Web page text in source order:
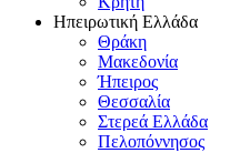
Ηπειρωτική Ελλάδα
Θράκη
Μακεδονία
Ήπειρος
Θεσσαλία
Στερεά Ελλάδα
Πελοπόννησος